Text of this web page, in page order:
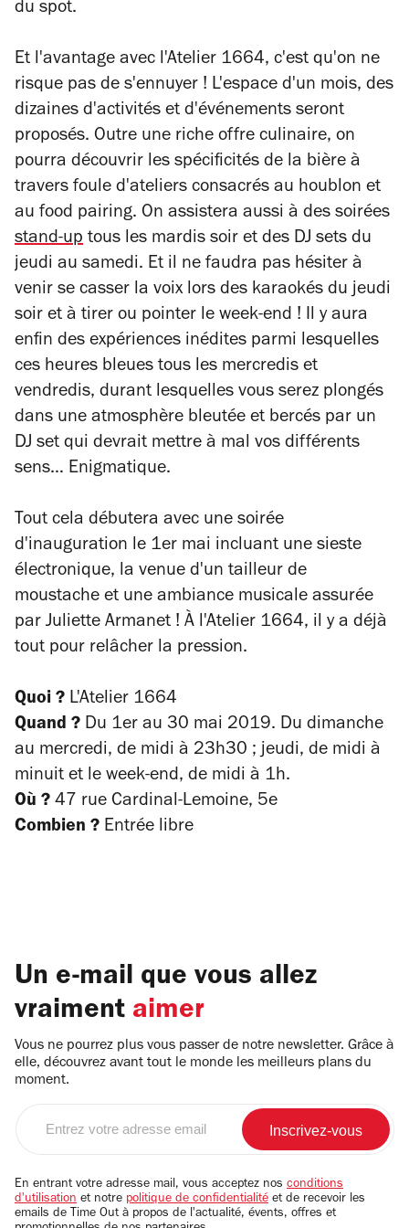
du spot.
Et l'avantage avec l'Atelier 1664, c'est qu'on ne
risque pas de s'ennuyer ! L'espace d'un mois, des
dizaines d'activités et d'événements seront
proposés. Outre une riche offre culinaire, on
pourra découvrir les spécificités de la bière à
travers foule d'ateliers consacrés au houblon et
au food pairing. On assistera aussi à des soirées
stand-up tous les mardis soir et des DJ sets du
jeudi au samedi. Et il ne faudra pas hésiter à
venir se casser la voix lors des karaokés du jeudi
soir et à tirer ou pointer le week-end ! Il y aura
enfin des expériences inédites parmi lesquelles
ces heures bleues tous les mercredis et
vendredis, durant lesquelles vous serez plongés
dans une atmosphère bleutée et bercés par un
DJ set qui devrait mettre à mal vos différents
sens… Enigmatique.
Tout cela débutera avec une soirée
d'inauguration le 1er mai incluant une sieste
électronique, la venue d'un tailleur de
moustache et une ambiance musicale assurée
par Juliette Armanet ! À l'Atelier 1664, il y a déjà
tout pour relâcher la pression.
Quoi ? L'Atelier 1664
Quand ? Du 1er au 30 mai 2019. Du dimanche
au mercredi, de midi à 23h30 ; jeudi, de midi à
minuit et le week-end, de midi à 1h.
Où ? 47 rue Cardinal-Lemoine, 5e
Combien ? Entrée libre
Un e-mail que vous allez
vraiment aimer
Vous ne pourrez plus vous passer de notre newsletter. Grâce à
elle, découvrez avant tout le monde les meilleurs plans du
moment.
email
En entrant votre adresse mail, vous acceptez nos conditions
d'utilisation et notre politique de confidentialité et de recevoir les
emails de Time Out à propos de l'actualité, évents, offres et